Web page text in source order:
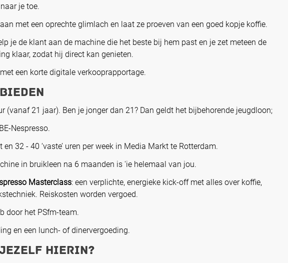
je toe.
met een oprechte glimlach en laat ze proeven van een goed kopje koffie.
je de klant aan de machine die het beste bij hem past en je zet meteen de
klaar, zodat hij direct kan genieten.
een korte digitale verkooprapportage.
(vanaf 21 jaar). Ben je jonger dan 21? Dan geldt het bijbehorende jeugdloon;
Nespresso.
en 32 - 40 ‘vaste’ uren per week in Media Markt te Rotterdam.
in bruikleen na 6 maanden is 'ie helemaal van jou.
Masterclass: een verplichte, energieke kick-off met alles over koffie,
Reiskosten worden vergoed.
door het PSfm-team.
en een lunch- of dinervergoeding.
hierin?